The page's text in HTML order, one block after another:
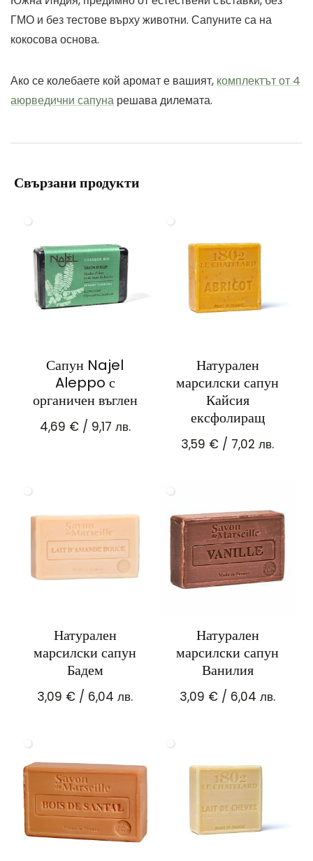
ГМО и без тестове върху животни. Сапуните са на
кокосова основа.
Ако се колебаете кой аромат е вашият, комплектът от 4
аюрведични сапуна решава дилемата.
Свързани продукти
Сапун Najel
Aleppo с
органичен въглен
4,69 €/ 9,17 лв.
Натурален
марсилски сапун
Кайсия
ексфолиращ
3,59 € / 7,02 лв.
Натурален
марсилски сапун
Бадем
3,09 € / 6,04 лв.
Натурален
марсилски сапун
Ванилия
3,09 € / 6,04 лв.